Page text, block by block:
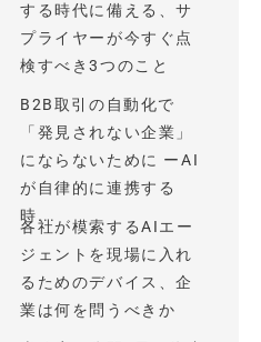
する時代に備える、サ
プライヤーが今すぐ点
検すべき3つのこと
B2B取引の自動化で
「発見されない企業」
にならないために ーAI
が自律的に連携する
時...
各社が模索するAIエー
ジェントを現場に入れ
るためのデバイス、企
業は何を問うべきか